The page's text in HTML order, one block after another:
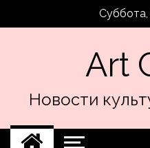
Суббота,
Art
Новости